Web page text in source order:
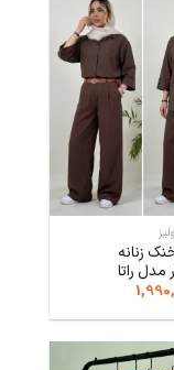
زنانه
مدل راتا